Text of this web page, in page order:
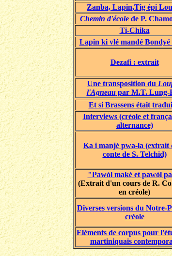
Zanba, Lapin,Tig épi
Chemin d'écolede P.
Ti-Chika
Lapin ki vlé mandé Bondyé
Dezafi : extrait
Une transposition du
l'Agneaupar M.T. Lung-
Et si Brassens était
Interviews (créole et
alternance)
Ka i manjé pwa-la (extrait
conte de S. Telchid)
"Pawòl maké et pawòl
(Extrait d'un cours de R.
en créole)
Diverses versions du Notre-
créole
Eléments de corpus pour
martiniquais